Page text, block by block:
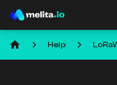
home keyboard_arrow_right Help keyboard_arrow_right